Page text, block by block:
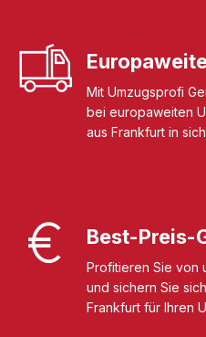
Mit Umzugsprofi
bei europaweiten
aus Frankfurt in
Best-Preis-
Profitieren Sie von
und sichern Sie
Frankfurt für Ihren